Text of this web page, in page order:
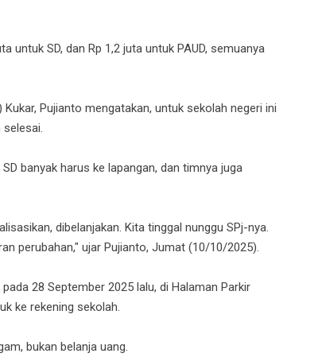
untuk SD, dan Rp 1,2 juta untuk PAUD, semuanya
Pujianto mengatakan, untuk sekolah negeri ini
selesai.
banyak harus ke lapangan, dan timnya juga
dibelanjakan. Kita tinggal nunggu SPj-nya.
perubahan," ujar Pujianto, Jumat (10/10/2025).
28 September 2025 lalu, di Halaman Parkir
ke rekening sekolah.
bukan belanja uang.